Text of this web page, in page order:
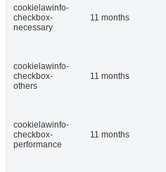
cookielawinfo-
checkbox-
necessary
11 months
cookielawinfo-
checkbox-
others
11 months
cookielawinfo-
checkbox-
performance
11 months